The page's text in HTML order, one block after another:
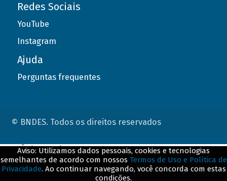
Redes Sociais
YouTube
Instagram
Ajuda
Perguntas frequentes
© BNDES. Todos os direitos reservados
Aviso: Utilizamos dados pessoais, cookies e tecnologias
semelhantes de acordo com nossos Termos de Uso e Política de
Privacidade. Ao continuar navegando, você concorda com estas
condições.
ConteÃºdo complementar
${title}${badge}